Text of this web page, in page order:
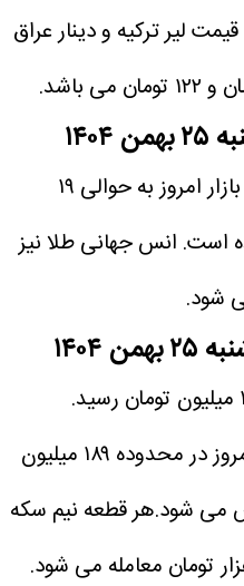
لیر ترکیه و دینار عراق
قیمت هر گرم طلای ۱۸ عیار در بازار امروز به حوالی ۱۹
رسیده است. انس جهانی طلا نیز
قیمت سکه امامی امروز به ۱۹۵ میلیون تومان رسید.
همچنین سکه بهار آزادی نیز امروز در محدوده ۱۸۹ میلیون
می شود.هر قطعه نیم سکه
۹۷ میلیون و ۹۰۰ هزار تومان معامله می شود.